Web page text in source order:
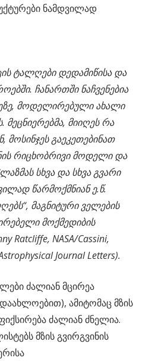
ნამდვილად
ტალღები დედამიწისა და
ჩანართში ნაჩვენებია
მოდელირებული ახალი
მიიღეს რა
მოსინჯეს გაეკეთებინათ
რიცხობრივი მოდელი და
სხვა და სხვა გვარი
წარმოქმნიან ე.წ.
მაგნიტური ველების
მოქმედიბის
Ratcliffe, NASA/Cassini,
Journal Letters).
ძალიან მცირეა
ამიტომაც მზის
ძალიან ძნელია.
მზის გვირგვინის